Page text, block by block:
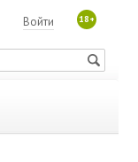
18+
Войти